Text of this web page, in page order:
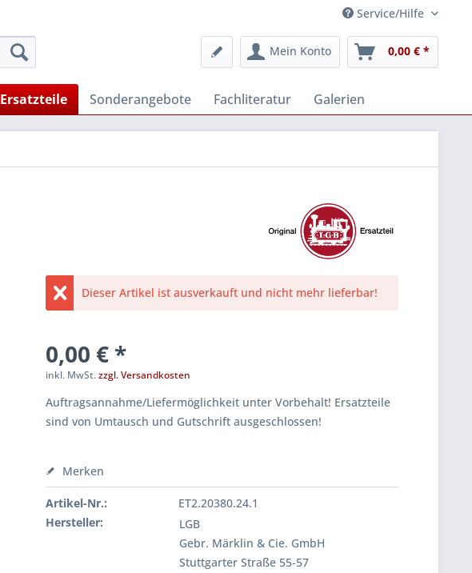
Service/Hilfe
Mein Konto
0,00 € *
Ersatzteile Sonderangebote Fachliteratur Galerien
Dieser Artikel ist ausverkauft und nicht mehr lieferbar!
0,00 € *
inkl. MwSt.zzgl. Versandkosten
Auftragsannahme/Liefermöglichkeit unter Vorbehalt! Ersatzteile
sind von Umtausch und Gutschrift ausgeschlossen!
Merken
Artikel-Nr.:
ET2.20380.24.1
Hersteller:
LGB
Gebr. Märklin & Cie. GmbH
Stuttgarter Straße 55-57